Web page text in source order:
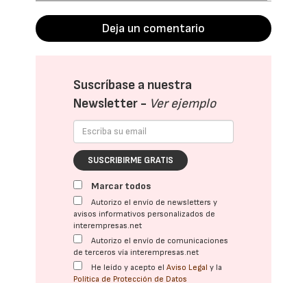
Deja un comentario
Suscríbase a nuestra
Newsletter - Ver ejemplo
SUSCRIBIRME GRATIS
Marcar todos
Autorizo el envío de newsletters y
avisos informativos personalizados de
interempresas.net
Autorizo el envío de comunicaciones
de terceros vía interempresas.net
He leído y acepto elAviso Legal y la
Política de Protección de Datos